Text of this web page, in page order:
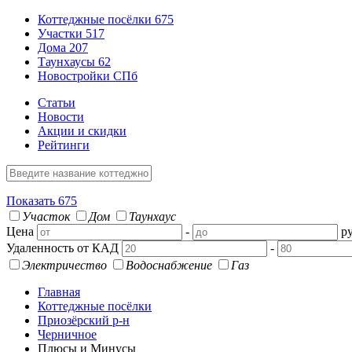
Коттеджные посёлки 675
Участки 517
Дома 207
Таунхаусы 62
Новостройки СПб
Статьи
Новости
Акции и скидки
Рейтинги
Показать 675
Участок
Дом
Таунхаус
Цена
-
Удаленность от КАД
-
Электричество
Водоснабжение
Газ
Главная
Коттеджные посёлки
Приозёрский р-н
Черничное
Плюсы и Минусы